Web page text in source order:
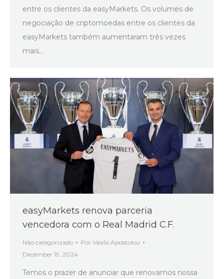
entre os clientes da easyMarkets. Os volumes de
negociação de criptomoedas entre os clientes da
easyMarkets também aumentaram três vezes
mais…
easyMarkets renova parceria
vencedora com o Real Madrid C.F.
Não categorizado Por Vasilis Apostolou
December 19, 2024
Temos o prazer de anunciar que renovamos nossa